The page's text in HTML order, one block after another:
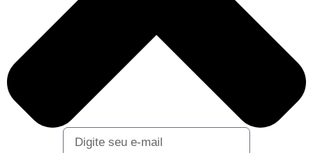
LOGIN